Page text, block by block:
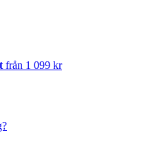
från 1 099 kr